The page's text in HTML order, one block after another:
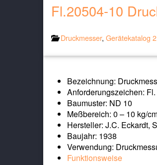
Fl.20504-10
Druckmesser, Gerätekatalog
Bezeichnung:
Anforderungszeichen:
Baumuster: ND 10
Meßbereich: 0 – 10 kg/
Hersteller: J.C. Eckardt,
Baujahr: 1938
Verwendung:
Funktionsweise